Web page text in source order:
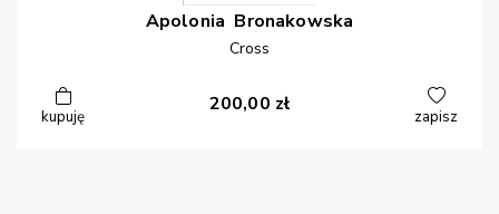
Apolonia Bronakowska
Cross
kupuję
200,00 zł
zapisz